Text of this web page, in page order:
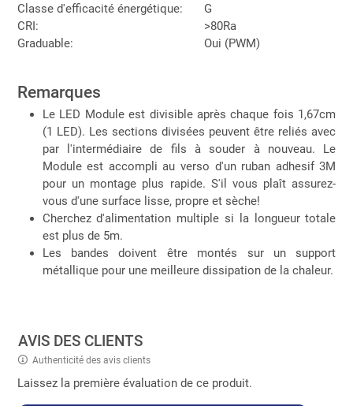
Classe d'efficacité énergétique:
G
CRI:
>80Ra
Graduable:
Oui (PWM)
Remarques
Le LED Module est divisible après chaque fois 1,67cm
(1 LED). Les sections divisées peuvent être reliés avec
par l'intermédiaire de fils à souder à nouveau. Le
Module est accompli au verso d'un ruban adhesif 3M
pour un montage plus rapide. S'il vous plaît assurez-
vous d'une surface lisse, propre et sèche!
Cherchez d'alimentation multiple si la longueur totale
est plus de 5m.
Les bandes doivent être montés sur un support
métallique pour une meilleure dissipation de la chaleur.
AVIS DES CLIENTS
Authenticité des avis clients
Laissez la première évaluation de ce produit.